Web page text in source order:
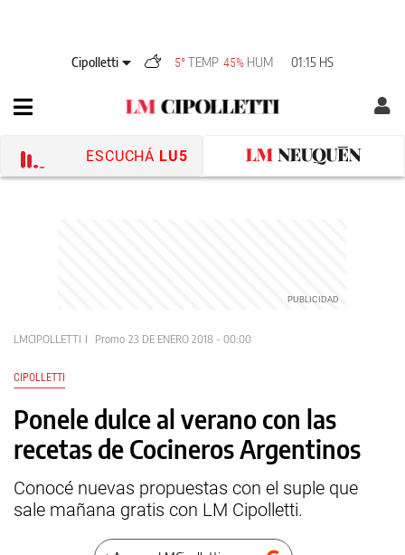
Cipolletti 5° TEMP 45% HUM 01:15 HS
ESCUCHÁ LU5
LMCIPOLLETTI Promo 23 DE ENERO 2018 - 00:00
CIPOLLETTI
Ponele dulce al verano con las
recetas de Cocineros Argentinos
Conocé nuevas propuestas con el suple que
sale mañana gratis con LM Cipolletti.